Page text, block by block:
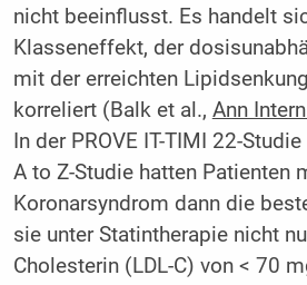
nicht beeinflusst. Es handelt
Klasseneffekt, der
mit der erreichten
korreliert (Balk et al., Ann
In der PROVE IT-TIMI 22-
A to Z-Studie hatten Patienten
Koronarsyndrom dann die
sie unter Statintherapie nicht
Cholesterin (LDL-C) von < 70